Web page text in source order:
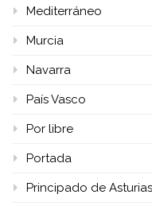
Mediterráneo
Murcia
Navarra
País Vasco
Por libre
Portada
Principado de Asturias